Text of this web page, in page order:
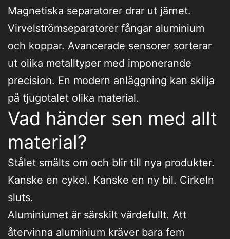
Magnetiska separatorer drar ut järnet.
Virvelströmseparatorer fångar aluminium
och koppar. Avancerade sensorer sorterar
ut olika metalltyper med imponerande
precision. En modern anläggning kan skilja
på tjugotalet olika material.
Vad händer sen med allt
material?
Stålet smälts om och blir till nya produkter.
Kanske en cykel. Kanske en ny bil. Cirkeln
sluts.
Aluminiumet är särskilt värdefullt. Att
återvinna aluminium kräver bara fem